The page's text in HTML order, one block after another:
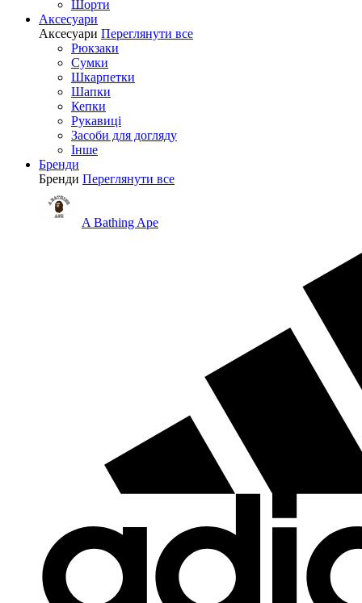
Шорти
Аксесуари
Аксесуари Переглянути все
Рюкзаки
Сумки
Шкарпетки
Шапки
Кепки
Рукавиці
Засоби для догляду
Інше
Бренди
Бренди Переглянути все
A Bathing Ape